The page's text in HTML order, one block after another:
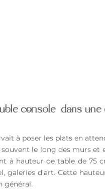
console dans
à poser les plats en
souvent le long des murs
à hauteur de table de 75
galeries d'art. Cette
général.